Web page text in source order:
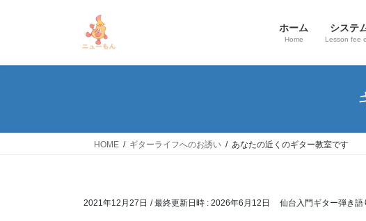
ホーム
Home
システ
Lesson fee
HOME ギターライフへのお誘い あなたの近くのギター教室です
2021年12月27日 / 最終更新日時 : 2026年6月12日 仙台入門ギター弾き語